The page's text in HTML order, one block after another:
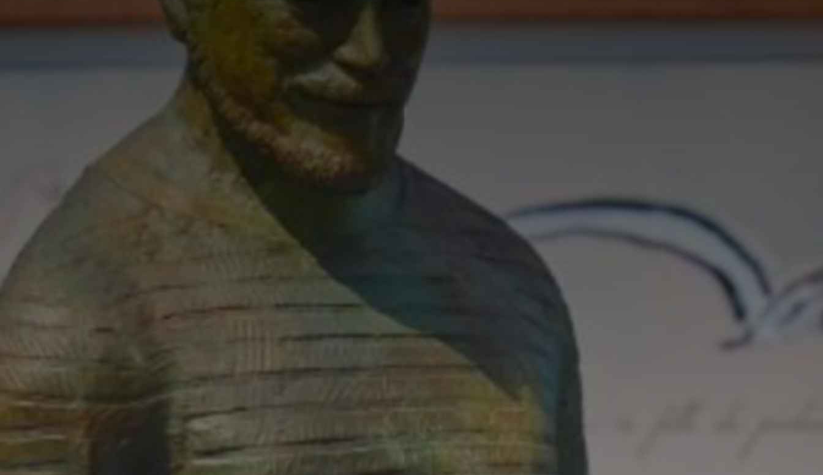
Nom